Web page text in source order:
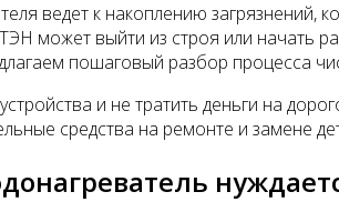
ведет к накоплению загрязнений,
может выйти из строя или начать
пошаговый разбор процесса
и не тратить деньги на
средства на ремонте и замене